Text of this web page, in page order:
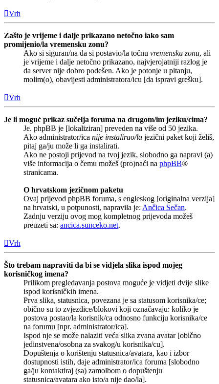
Vrh
Zašto je vrijeme i dalje prikazano netočno iako sam
promijenio/la vremensku zonu?
Ako si siguran/na da si postavio/la točnu vremensku zonu, ali
je vrijeme i dalje netočno prikazano, najvjerojatniji razlog je
da server nije dobro podešen. Ako je potonje u pitanju,
molim(o), obavijesti administratora/icu [da ispravi grešku].
Vrh
Je li moguć prikaz sučelja foruma na drugom/im jeziku/cima?
Je. phpBB je [lokaliziran] preveden na više od 50 jezika.
Ako administrator/ica nije instalirao/la jezični paket koji želiš,
pitaj ga/ju može li ga instalirati.
Ako ne postoji prijevod na tvoj jezik, slobodno ga napravi (a)
više informacija o čemu možeš (pro)naći na phpBB®
stranicama.
O hrvatskom jezičnom paketu
Ovaj prijevod phpBB foruma, s engleskog [originalna verzija]
na hrvatski, u potpunosti, napravila je: Ančica Sečan.
Zadnju verziju ovog mog kompletnog prijevoda možeš
preuzeti sa: ancica.sunceko.net.
Vrh
Što trebam napraviti da bi se vidjela slika ispod mojeg
korisničkog imena?
Prilikom pregledavanja postova moguće je vidjeti dvije slike
ispod korisničkih imena.
Prva slika, statusnica, povezana je sa statusom korisnika/ce;
obično su to zvjezdice/blokovi koji označavaju: koliko je
postova postao/la korisnik/ca odnosno funkciju korisnika/ce
na forumu [npr. administrator/ica].
Ispod nje se može nalaziti veća slika zvana avatar [obično
jedinstvena/osobna za svakog/u korisnika/cu].
Dopuštenja o korištenju statusnica/avatara, kao i izbor
dostupnosti istih, daje administrator/ica foruma [slobodno
ga/ju kontaktiraj (sa) zamolbom o dopuštenju
statusnica/avatara ako isto/a nije dao/la].